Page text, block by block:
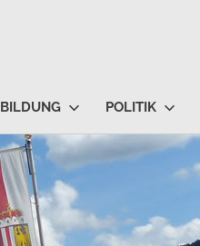
BILDUNG POLITIK